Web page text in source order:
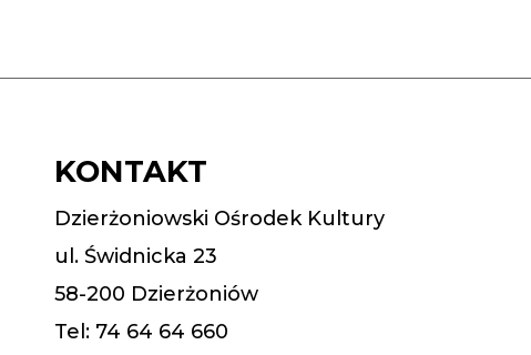
KONTAKT
Dzierżoniowski Ośrodek Kultury
ul. Świdnicka 23
58-200 Dzierżoniów
Tel: 74 64 64 660